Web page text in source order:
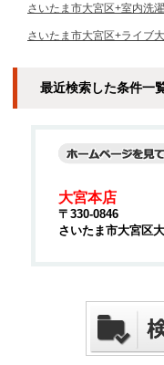
さいたま市大宮区+室内洗
さいたま市大宮区+ライブ
最近検索した条件一
大宮本店
〒330-0846
さいたま市大宮区